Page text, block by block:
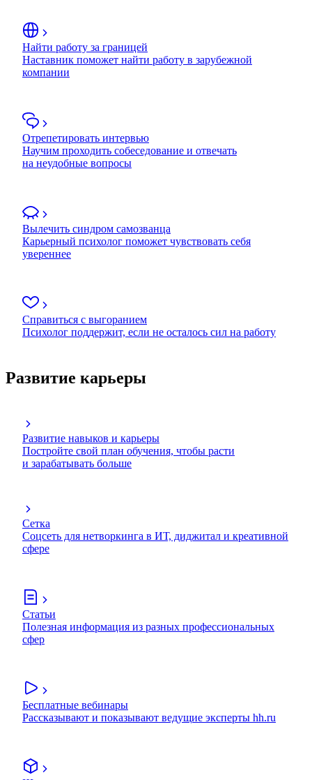
Найти работу за границей
Наставник поможет найти работу в зарубежной
компании
Отрепетировать интервью
Научим проходить собеседование и отвечать
на неудобные вопросы
Вылечить синдром самозванца
Карьерный психолог поможет чувствовать себя
увереннее
Справиться с выгоранием
Психолог поддержит, если не осталось сил на работу
Развитие карьеры
Развитие навыков и карьеры
Постройте свой план обучения, чтобы расти
и зарабатывать больше
Сетка
Соцсеть для нетворкинга в ИТ, диджитал и креативной
сфере
Статьи
Полезная информация из разных профессиональных
сфер
Бесплатные вебинары
Рассказывают и показывают ведущие эксперты hh.ru